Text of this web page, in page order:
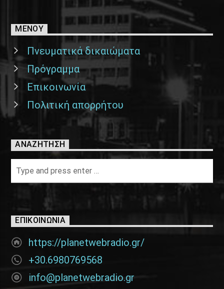
ΜΕΝΟΥ
Πνευματικά δικαιώματα
Πρόγραμμα
Επικοινωνία
Πολιτική απορρήτου
ΑΝΑΖΉΤΗΣΗ
ΕΠΙΚΟΙΝΩΝΊΑ
https://planetwebradio.gr/
+30.6980769568
info@planetwebradio.gr